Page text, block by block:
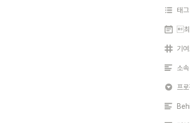
태그
최
기
소속
프